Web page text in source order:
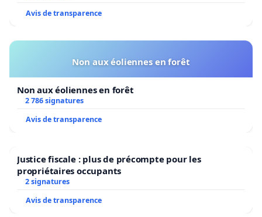
Avis de transparence
Non aux éoliennes en forêt
Non aux éoliennes en forêt
2 786 signatures
Avis de transparence
Justice fiscale : plus de précompte pour les
propriétaires occupants
2 signatures
Avis de transparence